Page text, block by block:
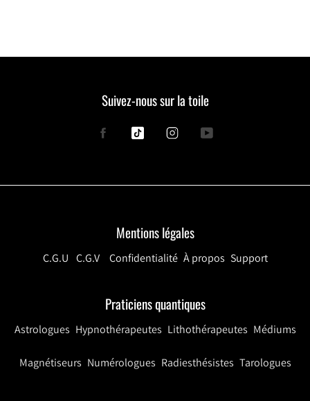
Suivez-nous sur la toile
FacebookTiktok InstagramYouTube
Mentions légales
C.G.U C.G.V Confidentialité À propos Support
Praticiens quantiques
Astrologues Hypnothérapeutes Lithothérapeutes Médiums
Magnétiseurs Numérologues Radiesthésistes Tarologues